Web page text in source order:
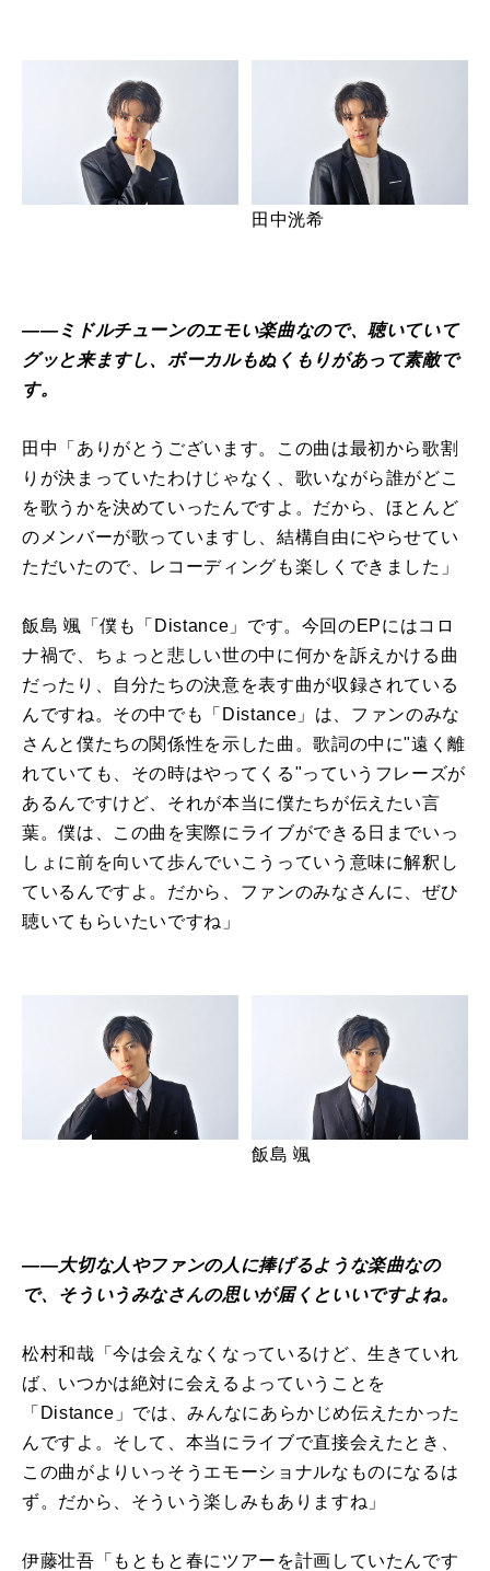
田中洸希
――ミドルチューンのエモい楽曲なので、聴いていて
グッと来ますし、ボーカルもぬくもりがあって素敵で
す。
田中「ありがとうございます。この曲は最初から歌割
りが決まっていたわけじゃなく、歌いながら誰がどこ
を歌うかを決めていったんですよ。だから、ほとんど
のメンバーが歌っていますし、結構自由にやらせてい
ただいたので、レコーディングも楽しくできました」
飯島 颯「僕も「Distance」です。今回のEPにはコロ
ナ禍で、ちょっと悲しい世の中に何かを訴えかける曲
だったり、自分たちの決意を表す曲が収録されている
んですね。その中でも「Distance」は、ファンのみな
さんと僕たちの関係性を示した曲。歌詞の中に"遠く離
れていても、その時はやってくる"っていうフレーズが
あるんですけど、それが本当に僕たちが伝えたい言
葉。僕は、この曲を実際にライブができる日までいっ
しょに前を向いて歩んでいこうっていう意味に解釈し
ているんですよ。だから、ファンのみなさんに、ぜひ
聴いてもらいたいですね」
飯島 颯
――大切な人やファンの人に捧げるような楽曲なの
で、そういうみなさんの思いが届くといいですよね。
松村和哉「今は会えなくなっているけど、生きていれ
ば、いつかは絶対に会えるよっていうことを
「Distance」では、みんなにあらかじめ伝えたかった
んですよ。そして、本当にライブで直接会えたとき、
この曲がよりいっそうエモーショナルなものになるは
ず。だから、そういう楽しみもありますね」
伊藤壮吾「もともと春にツアーを計画していたんです